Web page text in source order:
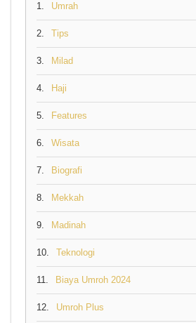
1. Umrah
2. Tips
3. Milad
4. Haji
5. Features
6. Wisata
7. Biografi
8. Mekkah
9. Madinah
10. Teknologi
11. Biaya Umroh 2024
12. Umroh Plus